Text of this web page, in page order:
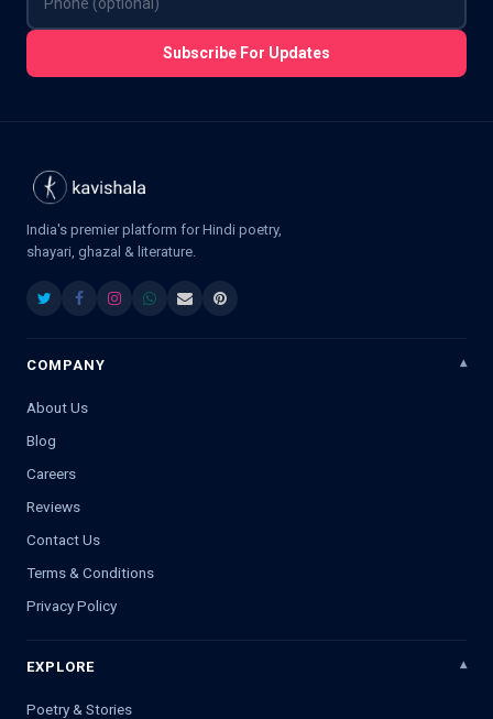
Subscribe For Updates
India's premier platform for Hindi poetry,
shayari, ghazal & literature.
COMPANY
About Us
Blog
Careers
Reviews
Contact Us
Terms & Conditions
Privacy Policy
EXPLORE
Poetry & Stories